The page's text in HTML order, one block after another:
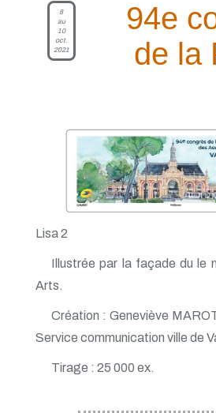
8
au
10
oct.
2021
94e
de la
Lisa 2
Illustrée par la façade du le
Arts.
Création : Geneviève
Service communication ville de
Tirage : 25 000 ex.